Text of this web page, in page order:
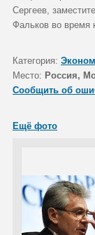
Сергеев,
Фальков во время
Категория:
Место: Россия,
Сообщить об
Ещё фото